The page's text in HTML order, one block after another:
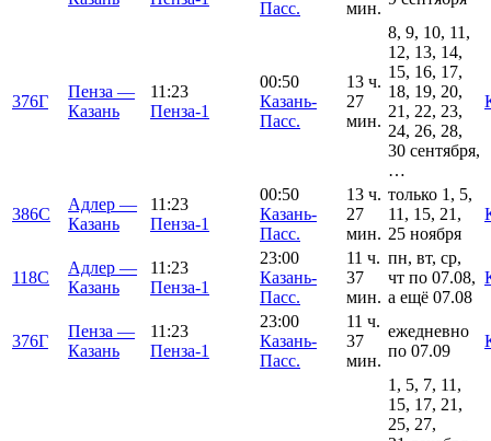
Пасс.
мин.
376Г
Пенза —
Казань
11:23
Пенза-1
00:50
Казань-
Пасс.
13 ч.
27
мин.
8, 9, 10, 11,
12, 13, 14,
15, 16, 17,
18, 19, 20,
21, 22, 23,
24, 26, 28,
30 сентября,
…
386С
Адлер —
Казань
11:23
Пенза-1
00:50
Казань-
Пасс.
13 ч.
27
мин.
только 1, 5,
11, 15, 21,
25 ноября
118С
Адлер —
Казань
11:23
Пенза-1
23:00
Казань-
Пасс.
11 ч.
37
мин.
пн, вт, ср,
чт по 07.08,
а ещё 07.08
376Г
Пенза —
Казань
11:23
Пенза-1
23:00
Казань-
Пасс.
11 ч.
37
мин.
ежедневно
по 07.09
1, 5, 7, 11,
15, 17, 21,
25, 27,